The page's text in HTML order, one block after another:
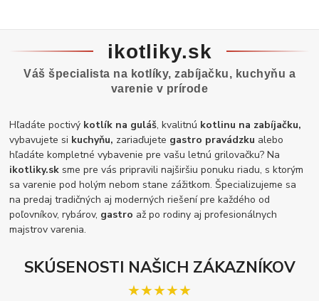
ikotliky.sk
Váš špecialista na kotlíky, zabíjačku, kuchyňu a
varenie v prírode
Hľadáte poctivý kotlík na guláš, kvalitnú kotlinu na zabíjačku,
vybavujete si kuchyňu, zariaďujete gastro pravádzku alebo
hľadáte kompletné vybavenie pre vašu letnú grilovačku? Na
ikotliky.sk sme pre vás pripravili najširšiu ponuku riadu, s ktorým
sa varenie pod holým nebom stane zážitkom. Špecializujeme sa
na predaj tradičných aj moderných riešení pre každého od
poľovníkov, rybárov, gastro až po rodiny aj profesionálnych
majstrov varenia.
SKÚSENOSTI NAŠICH ZÁKAZNÍKOV
★★★★★